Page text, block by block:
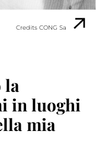
Credits CONG Sa
la
in luoghi
mia